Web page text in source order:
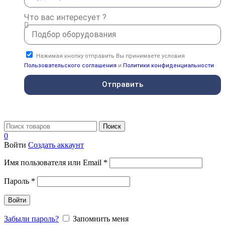
Что вас интересует ?
Нажимая кнопку отправить Вы принимаете условия
Пользовательского соглашения и Политики конфиденциальности
Отправить
Поиск
0
Войти Создать аккаунт
Имя пользователя или Email *
Пароль *
Войти
Забыли пароль?
Запомнить меня